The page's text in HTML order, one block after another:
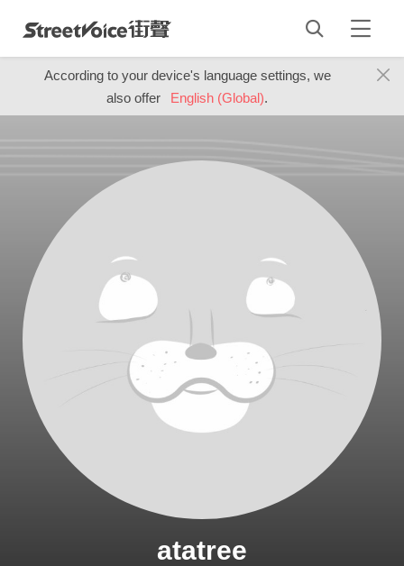
According to your device's language settings, we
also offer
English (Global).
atatree